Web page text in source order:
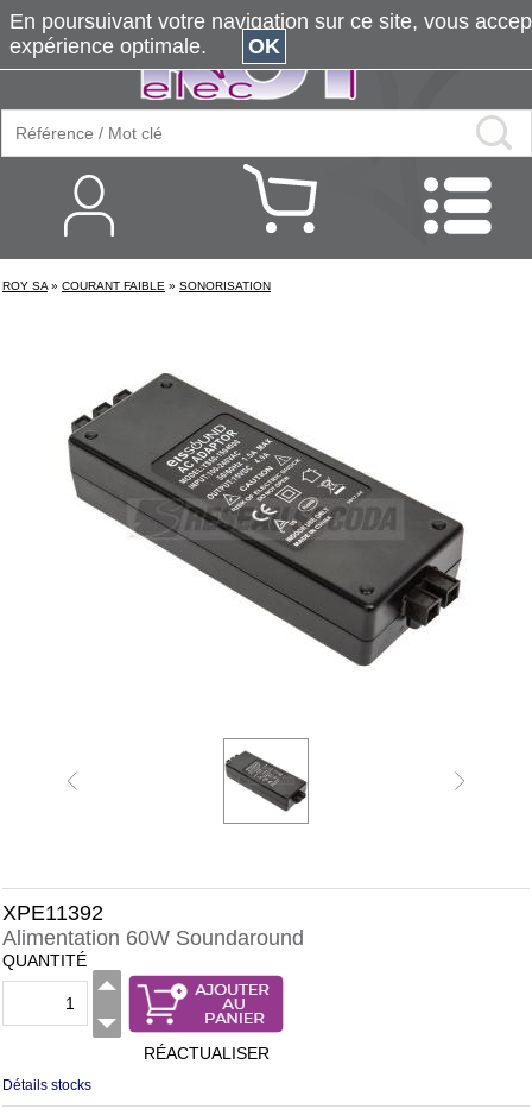
ROY SA » COURANT FAIBLE » SONORISATION
XPE11392
Alimentation 60W Soundaround
QUANTITÉ
RÉACTUALISER
Détails stocks
En poursuivant votre navigation sur ce site, vous
expérience optimale.
OK